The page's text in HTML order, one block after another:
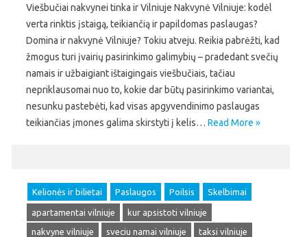
Viešbučiai nakvynei tinka ir Vilniuje Nakvynė Vilniuje: kodėl
verta rinktis įstaigą, teikiančią ir papildomas paslaugas?
Domina ir nakvynė Vilniuje? Tokiu atveju. Reikia pabrėžti, kad
žmogus turi įvairių pasirinkimo galimybių – pradedant svečių
namais ir užbaigiant ištaigingais viešbučiais, tačiau
nepriklausomai nuo to, kokie dar būtų pasirinkimo variantai,
nesunku pastebėti, kad visas apgyvendinimo paslaugas
teikiančias įmones galima skirstyti į kelis… Read More »
Kelionės ir bilietai Paslaugos Poilsis Skelbimai
apartamentai vilniuje
kur apsistoti vilniuje
nakvyne vilniuje
sveciu namai vilniuje
taksi vilniuje